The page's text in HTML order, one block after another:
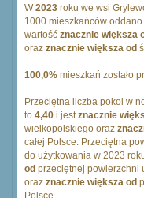
W2023 roku we wsi
1000 mieszkańców
wartość znacznie większa
oraz znacznie większa od
100,0% mieszkań zostało
Przeciętna liczba pokoi w
to 4,40 i jestznacznie
wielkopolskiego oraz
całej Polsce. Przeciętna
do użytkowania w 2023
od przeciętnej powierzchni
oraz znacznie większa od
Polsce.